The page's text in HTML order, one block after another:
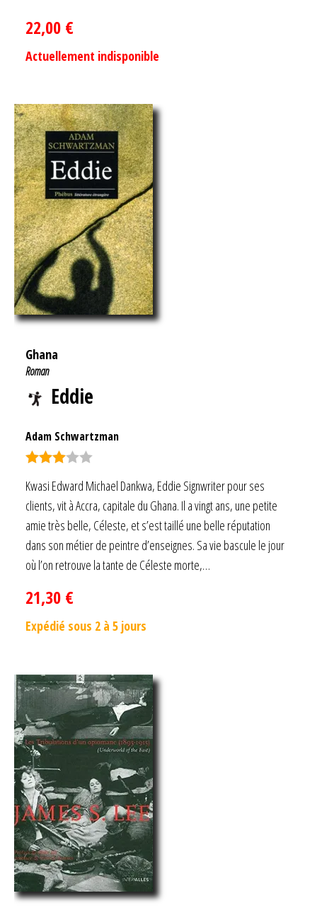
22,00 €
Actuellement indisponible
Ghana
Roman
Eddie
Adam Schwartzman
sur 5
Kwasi Edward Michael Dankwa, Eddie Signwriter pour ses
clients, vit à Accra, capitale du Ghana. Il a vingt ans, une petite
amie très belle, Céleste, et s’est taillé une belle réputation
dans son métier de peintre d’enseignes. Sa vie bascule le jour
où l’on retrouve la tante de Céleste morte,…
21,30 €
Expédié sous 2 à 5 jours